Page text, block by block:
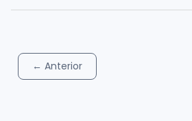
← Anterior